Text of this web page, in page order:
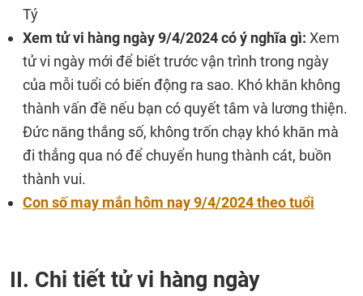
Tý
Xem tử vi hàng ngày 9/4/2024 có ý nghĩa gì: Xem
tử vi ngày mới để biết trước vận trình trong ngày
của mỗi tuổi có biến động ra sao. Khó khăn không
thành vấn đề nếu bạn có quyết tâm và lương thiện.
Đức năng thắng số, không trốn chạy khó khăn mà
đi thẳng qua nó để chuyển hung thành cát, buồn
thành vui.
Con số may mắn hôm nay 9/4/2024 theo tuổi
II. Chi tiết tử vi hàng ngày